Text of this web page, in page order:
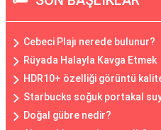
Cebeci Plajı nerede bulunur?
Rüyada Halayla Kavga Etmek
HDR10+ özelliği görüntü
Starbucks soğuk portakal
Doğal gübre nedir?